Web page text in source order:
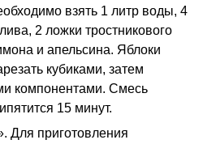
взять 1 литр воды, 4
2 ложки тростникового
и апельсина. Яблоки
кубиками, затем
компонентами. Смесь
15 минут.
Для приготовления